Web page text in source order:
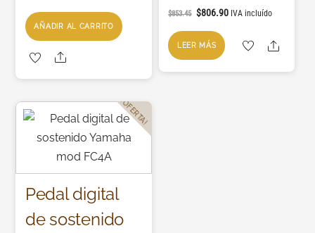
AÑADIR AL CARRITO
Share
$853.45 $806.90 IVA incluído
LEER MÁS Share
¡OFERTA!
Pedal digital
de sostenido